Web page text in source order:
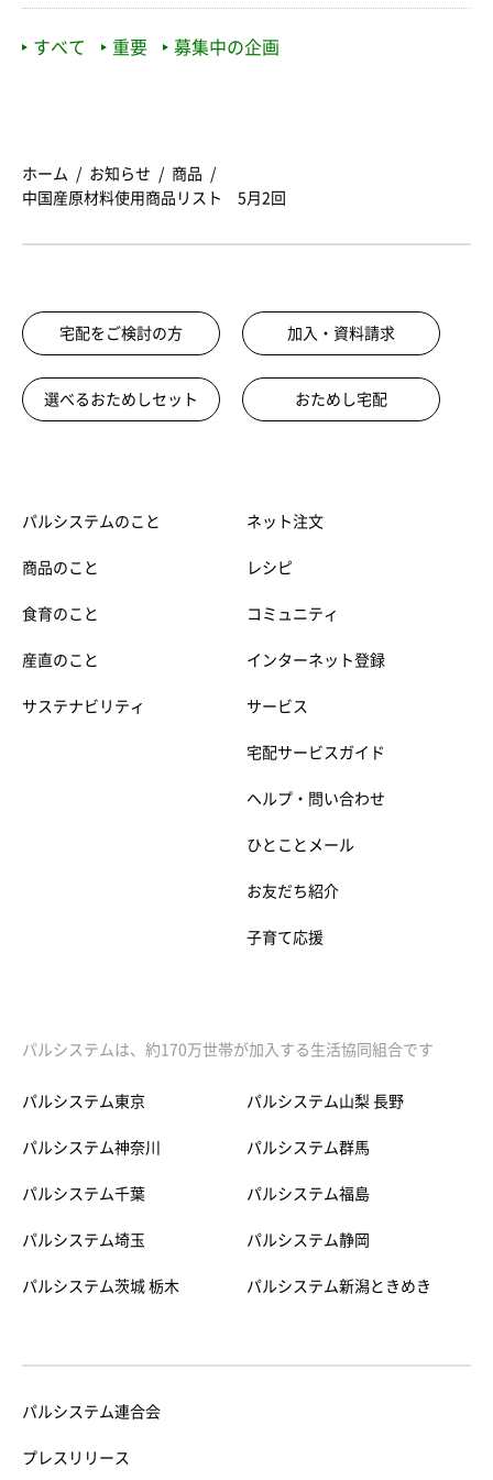
すべて 重要 募集中の企画
ホーム お知らせ
商品
中国産原材料使用商品リスト 5月2回
宅配をご検討の方 加入・資料請求
選べるおためしセット おためし宅配
パルシステムのこと
商品のこと
食育のこと
産直のこと
サステナビリティ
ネット注文
レシピ
コミュニティ
インターネット登録
サービス
宅配サービスガイド
ヘルプ・問い合わせ
ひとことメール
お友だち紹介
子育て応援
パルシステムは、約170万世帯が加入する生活協同組合です
パルシステム東京
パルシステム神奈川
パルシステム千葉
パルシステム埼玉
パルシステム茨城 栃木
パルシステム山梨 長野
パルシステム群馬
パルシステム福島
パルシステム静岡
パルシステム新潟ときめき
パルシステム連合会
プレスリリース